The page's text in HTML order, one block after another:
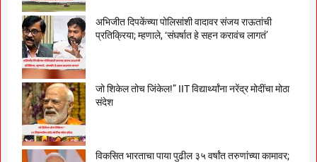
अभिजीत दिपकेंच्या पोलिसांशी वादावर संजय राऊतांची
प्रतिक्रिया; म्हणाले, ‘संघर्षात हे सहन करावंच लागतं’
जो शिकेल तोच जिंकेल!” IIT विद्यार्थ्यांना नरेंद्र मोदींचा मोठा
संदेश
विकसित भारताचा पाया पुढील ३५ वर्षांत तरुणांच्या कामावर;